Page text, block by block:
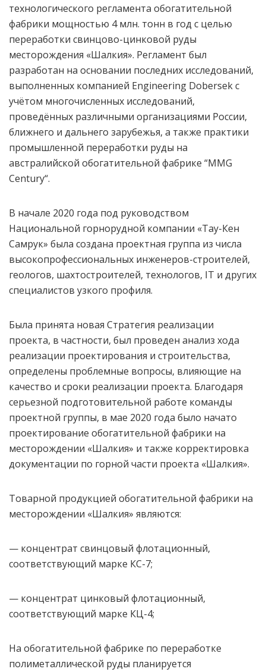
технологического регламента обогатительной
фабрики мощностью 4 млн. тонн в год с целью
переработки свинцово-цинковой руды
месторождения «Шалкия». Регламент был
разработан на основании последних исследований,
выполненных компанией Engineering Dobersek с
учётом многочисленных исследований,
проведённых различными организациями России,
ближнего и дальнего зарубежья, а также практики
промышленной переработки руды на
австралийской обогатительной фабрике “MMG
Century“.
В начале 2020 года под руководством
Национальной горнорудной компании «Тау-Кен
Самрук» была создана проектная группа из числа
высокопрофессиональных инженеров-строителей,
геологов, шахтостроителей, технологов, IT и других
специалистов узкого профиля.
Была принята новая Стратегия реализации
проекта, в частности, был проведен анализ хода
реализации проектирования и строительства,
определены проблемные вопросы, влияющие на
качество и сроки реализации проекта. Благодаря
серьезной подготовительной работе команды
проектной группы, в мае 2020 года было начато
проектирование обогатительной фабрики на
месторождении «Шалкия» и также корректировка
документации по горной части проекта «Шалкия».
Товарной продукцией обогатительной фабрики на
месторождении «Шалкия» являются:
— концентрат свинцовый флотационный,
соответствующий марке КС-7;
— концентрат цинковый флотационный,
соответствующий марке КЦ-4;
На обогатительной фабрике по переработке
полиметаллической руды планируется